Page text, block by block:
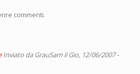
commenti.
Inviato daGrauSamil Gio, 12/06/2007 -